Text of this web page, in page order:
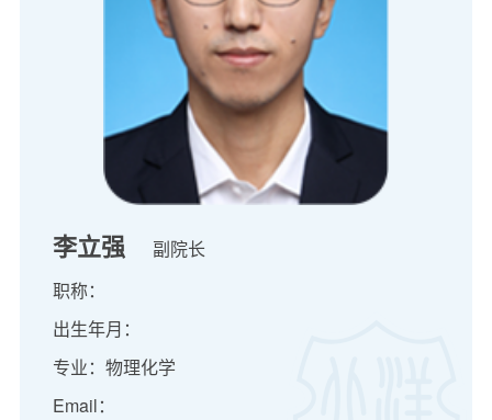
李立强
副院长
职称：
出生年月：
专业：物理化学
Email：